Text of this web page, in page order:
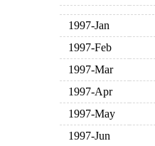
1997-Jan
1997-Feb
1997-Mar
1997-Apr
1997-May
1997-Jun